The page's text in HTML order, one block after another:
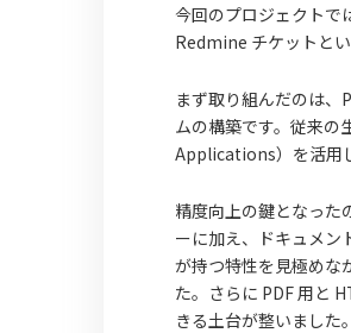
今回のプロジェクト
Redmine チケットと
まず取り組んだのは、
ムの構築です。従来の
Applications）を活用
精度向上の鍵となった
ーに加え、ドキュメン
が持つ特性を見極めな
た。さらに PDF 用と
きる土台が整いました。